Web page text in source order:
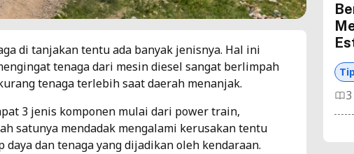
di tanjakan tentu ada banyak jenisnya. Hal ini
tenaga dari mesin diesel sangat berlimpah
tenaga terlebih saat daerah menanjak.
3 jenis komponen mulai dari power train,
satunya mendadak mengalami kerusakan tentu
dan tenaga yang dijadikan oleh kendaraan.